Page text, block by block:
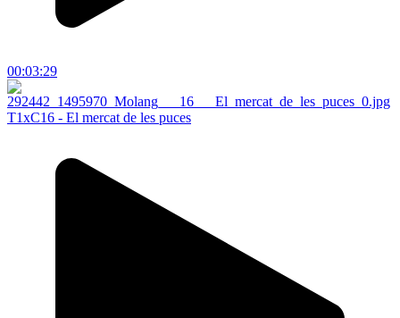
00:03:29
T1xC16 - El mercat de les puces